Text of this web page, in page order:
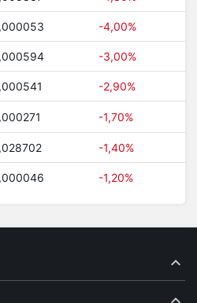
-4,00%
-3,00%
-2,90%
-1,70%
-1,40%
-1,20%